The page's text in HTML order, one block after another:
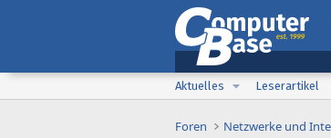
Aktuelles
Leserartikel
Foren Netzwerke und